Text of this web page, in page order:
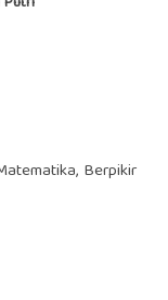
Berpikir